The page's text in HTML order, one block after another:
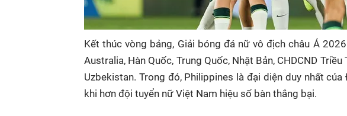
Kết thúc vòng bảng, Giải bóng đá nữ vô địch châu Á
Australia, Hàn Quốc, Trung Quốc, Nhật Bản, CHDCND
Uzbekistan. Trong đó, Philippines là đại diện duy nhất
khi hơn đội tuyển nữ Việt Nam hiệu số bàn thắng bại.